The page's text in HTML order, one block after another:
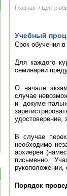
Главная / Центр
Учебный
Срок обучения
Для каждого
семинарии
О начале
случае
и
удостоверение,
В случае
необходимо
архиерея
письменно.
рукоположении,
Порядок